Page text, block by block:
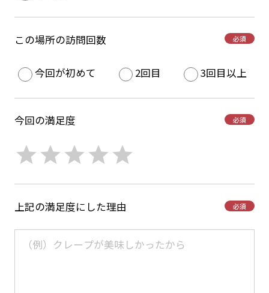
この場所の訪問回数 必須
今回が初めて 2回目 3回目以上
今回の満足度 必須
上記の満足度にした理由 必須